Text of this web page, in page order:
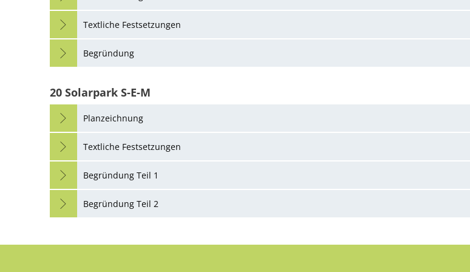
Textliche Festsetzungen
Begründung
20 Solarpark S-E-M
Planzeichnung
Textliche Festsetzungen
Begründung Teil 1
Begründung Teil 2